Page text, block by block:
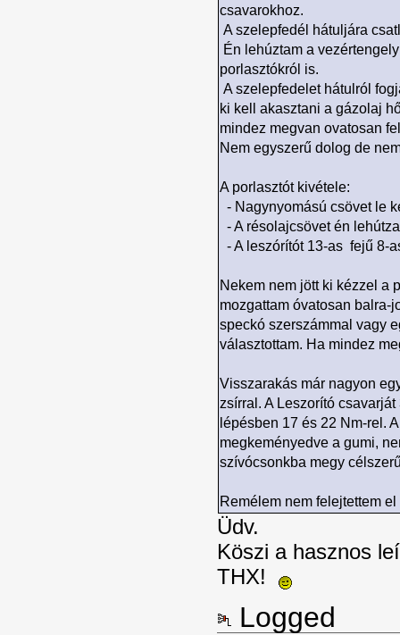
csavarokhoz.
A szelepfedél hátuljára
Én lehúztam a
porlasztókról is.
A szelepfedelet hátulról
ki kell akasztani a gázolaj
mindez megvan ovatosan
Nem egyszerű dolog de
A porlasztót kivétele:
- Nagynyomású csövet le
- A résolajcsövet én
- A leszórítót 13-as fejű 8-
Nekem nem jött ki kézzel a
mozgattam óvatosan balra-
speckó szerszámmal vagy
választottam. Ha mindez
Visszarakás már nagyon
zsírral. A Leszorító
lépésben 17 és 22 Nm-rel.
megkeményedve a gumi,
szívócsonkba megy
Remélem nem felejtettem
Üdv.
Köszi a hasznos
THX!
Logged